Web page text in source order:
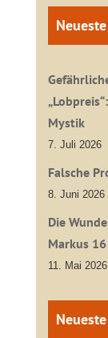
Mystik
7. Juli 2026
Falsche
8. Juni 2026
Die
Markus 16
11. Mai 2026